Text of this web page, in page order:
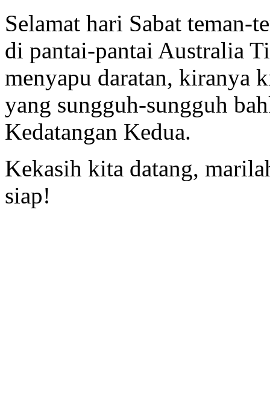
Selamat hari Sabat teman-
di pantai-pantai Australia
menyapu daratan, kiranya
yang sungguh-sungguh
Kedatangan Kedua.
Kekasih kita datang,
siap!